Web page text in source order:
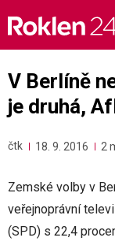
content
V Berlíně
je druhá,
čtk 18. 9. 2016 2
Zemské volby v
veřejnoprávní
(SPD) s 22,4